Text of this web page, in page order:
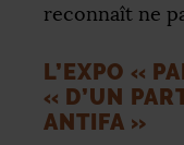
reconnaît ne
L’EXPO «
« D’UN
ANTIFA »